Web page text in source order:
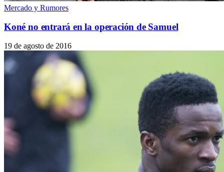
Mercado y Rumores
Koné no entrará en la operación de Samuel
19 de agosto de 2016